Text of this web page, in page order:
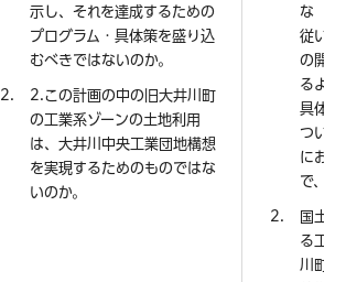
示し、それを達成するための
プログラム・具体策を盛り込
むべきではないのか。
2.この計画の中の旧大井川町
の工業系ゾーンの土地利用
は、大井川中央工業団地構想
を実現するためのものではな
いのか。
な「
従いま
の開発
るよ
具体
つい
にお
で、共
国土
る工
川町